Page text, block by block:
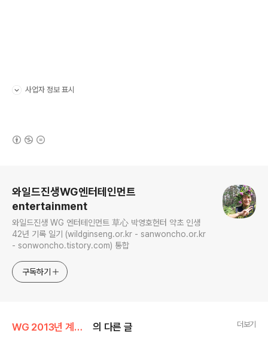
사업자 정보 표시
와일드진생WG엔터테인먼트
entertainment
와일드진생 WG 엔터테인먼트 草心 박영호헌터 약초 인생
42년 기록 일기 (wildginseng.or.kr - sanwoncho.or.kr
- sonwoncho.tistory.com) 통합
구독하기
WG 2013년 계사년 기록 의 다른 글 더보기